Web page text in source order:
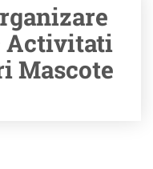
Activitati
Mascote